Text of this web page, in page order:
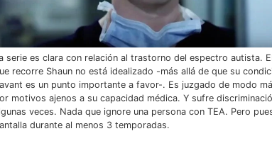
serie es clara con relación al trastorno del espectro autista.
recorre Shaun no está idealizado -más allá de que su
es un punto importante a favor-. Es juzgado de modo
motivos ajenos a su capacidad médica. Y sufre
veces. Nada que ignore una persona con TEA. Pero
durante al menos 3 temporadas.